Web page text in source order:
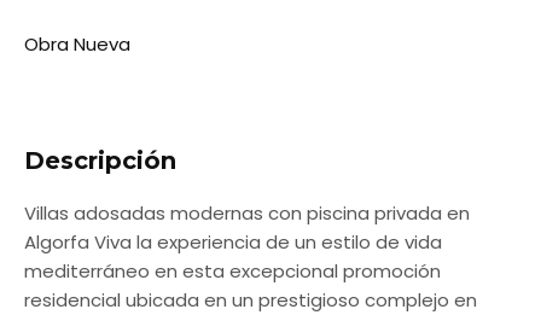
Obra Nueva
Descripción
Villas adosadas modernas con piscina privada en
Algorfa Viva la experiencia de un estilo de vida
mediterráneo en esta excepcional promoción
residencial ubicada en un prestigioso complejo en